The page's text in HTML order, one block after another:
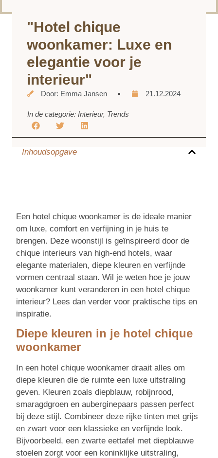
"Hotel chique
woonkamer: Luxe en
elegantie voor je
interieur"
Door: Emma Jansen 21.12.2024
In de categorie: Interieur, Trends
Inhoudsopgave
Een hotel chique woonkamer is de ideale manier
om luxe, comfort en verfijning in je huis te
brengen. Deze woonstijl is geïnspireerd door de
chique interieurs van high-end hotels, waar
elegante materialen, diepe kleuren en verfijnde
vormen centraal staan. Wil je weten hoe je jouw
woonkamer kunt veranderen in een hotel chique
interieur? Lees dan verder voor praktische tips en
inspiratie.
Diepe kleuren in je hotel chique
woonkamer
In een hotel chique woonkamer draait alles om
diepe kleuren die de ruimte een luxe uitstraling
geven. Kleuren zoals diepblauw, robijnrood,
smaragdgroen en auberginepaars passen perfect
bij deze stijl. Combineer deze rijke tinten met grijs
en zwart voor een klassieke en verfijnde look.
Bijvoorbeeld, een zwarte eettafel met diepblauwe
stoelen zorgt voor een koninklijke uitstraling,